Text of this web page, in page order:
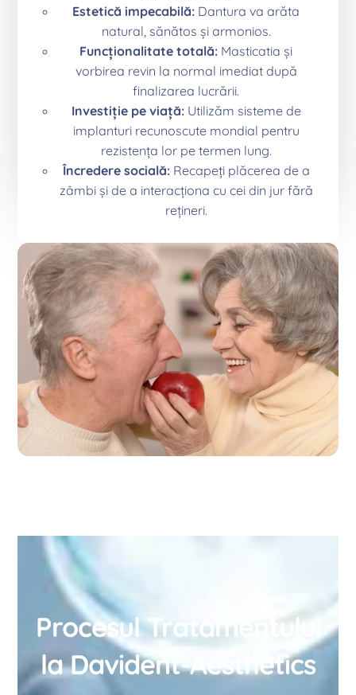
Estetică impecabilă: Dantura va arăta
natural, sănătos și armonios.
Funcționalitate totală: Masticatia și
vorbirea revin la normal imediat după
finalizarea lucrării.
Investiție pe viață:Utilizăm sisteme de
implanturi recunoscute mondial pentru
rezistența lor pe termen lung.
Încredere socială:Recapeți plăcerea de a
zâmbi și de a interacționa cu cei din jur fără
rețineri.
Procesul Tratamentului
la Davident-Aesthetics